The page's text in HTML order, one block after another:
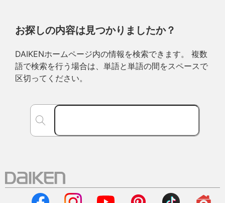
お探しの内容は見つかりましたか？
DAIKENホームページ内の情報を検索できます。 複数
語で検索を行う場合は、単語と単語の間をスペースで
区切ってください。